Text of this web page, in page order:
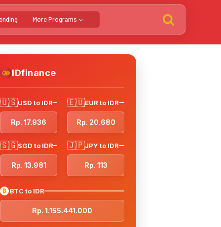
More Programs
IDfinance
🇺🇸USD to IDR
Rp. 17.936
🇪🇺EUR to IDR
Rp. 20.680
🇸🇬SGD to IDR
Rp. 13.981
🇯🇵JPY to IDR
Rp. 113
₿ BTC to IDR
Rp. 1.155.441.000